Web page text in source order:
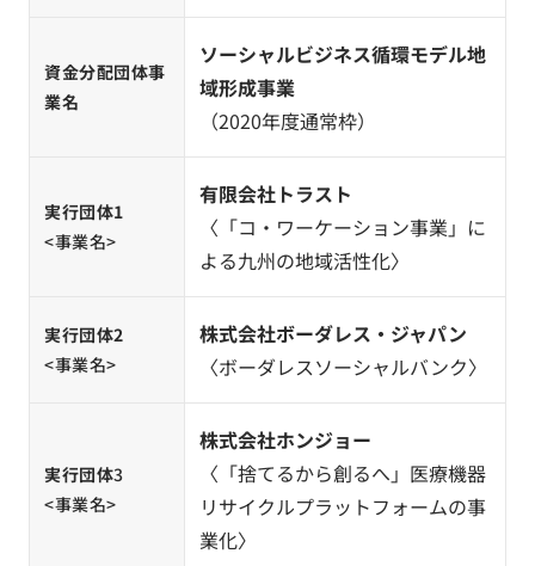
資金分配団体事
業名
ソーシャルビジネス循環モデル地
域形成事業
（2020年度通常枠）
実行団体1
<事業名>
有限会社トラスト
〈「コ・ワーケーション事業」に
よる九州の地域活性化〉
実行団体2
<事業名>
株式会社ボーダレス・ジャパン
〈ボーダレスソーシャルバンク〉
実行団体3
<事業名>
株式会社ホンジョー
〈「捨てるから創るへ」医療機器
リサイクルプラットフォームの事
業化〉